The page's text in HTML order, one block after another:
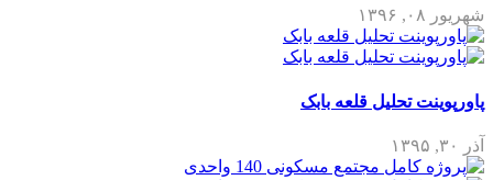
شهریور ۰۸, ۱۳۹۶
پاورپوینت تحلیل قلعه بابک
آذر ۳۰, ۱۳۹۵